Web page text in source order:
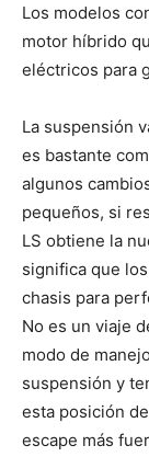
Los modelos
motor híbrido
eléctricos para
La suspensión
es bastante
algunos
pequeños, si
LS obtiene la
significa que
chasis para
No es un viaje
modo de
suspensión y
esta posición
escape más